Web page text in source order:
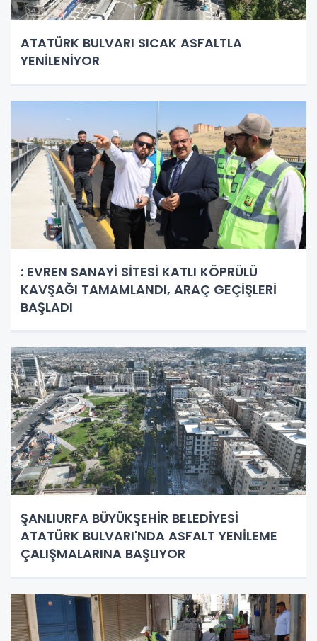
ATATÜRK BULVARI SICAK ASFALTLA
YENİLENİYOR
: EVREN SANAYİ SİTESİ KATLI KÖPRÜLÜ
KAVŞAĞI TAMAMLANDI, ARAÇ GEÇİŞLERİ
BAŞLADI
ŞANLIURFA BÜYÜKŞEHİR BELEDİYESİ
ATATÜRK BULVARI'NDA ASFALT YENİLEME
ÇALIŞMALARINA BAŞLIYOR